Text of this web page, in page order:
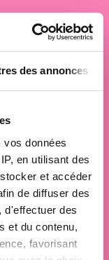
des annonces
vos données
en utilisant des
et accéder
de diffuser des
d'effectuer des
et du contenu,
favorisant